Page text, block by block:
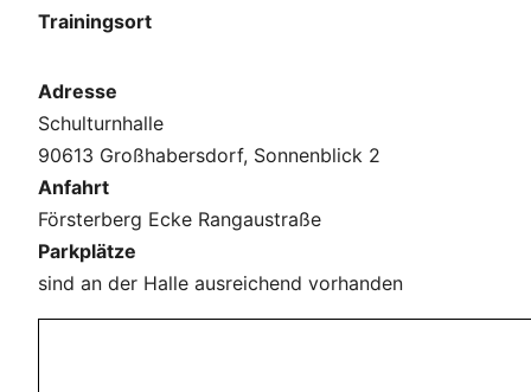
Trainingsort
Adresse
Schulturnhalle
90613 Großhabersdorf, Sonnenblick 2
Anfahrt
Försterberg Ecke Rangaustraße
Parkplätze
sind an der Halle ausreichend vorhanden